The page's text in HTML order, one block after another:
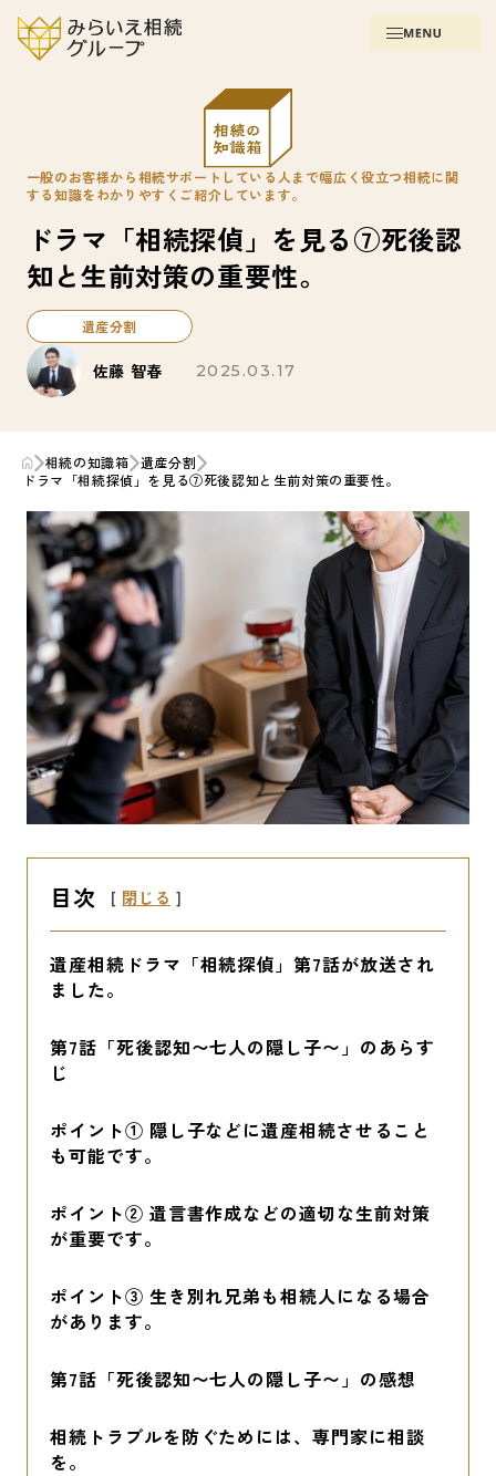
一般のお客様から相続サポートしている人まで幅広く役立つ相続に関
する知識をわかりやすくご紹介しています。
ドラマ「相続探偵」を見る⑦死後認
知と生前対策の重要性。
遺産分割
佐藤 智春 2025.03.17
相続の知識箱
遺産分割
ドラマ「相続探偵」を見る⑦死後認知と生前対策の重要性。
目次 [ 閉じる ]
遺産相続ドラマ「相続探偵」第7話が放送され
ました。
第7話「死後認知〜七人の隠し子〜」のあらす
じ
ポイント① 隠し子などに遺産相続させること
も可能です。
ポイント② 遺言書作成などの適切な生前対策
が重要です。
ポイント③ 生き別れ兄弟も相続人になる場合
があります。
第7話「死後認知〜七人の隠し子〜」の感想
相続トラブルを防ぐためには、専門家に相談
を。